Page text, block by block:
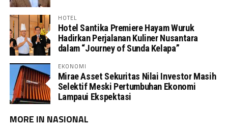
HOTEL
Hotel Santika Premiere Hayam Wuruk
Hadirkan Perjalanan Kuliner Nusantara
dalam “Journey of Sunda Kelapa”
EKONOMI
Mirae Asset Sekuritas Nilai Investor Masih
Selektif Meski Pertumbuhan Ekonomi
Lampaui Ekspektasi
MORE IN NASIONAL